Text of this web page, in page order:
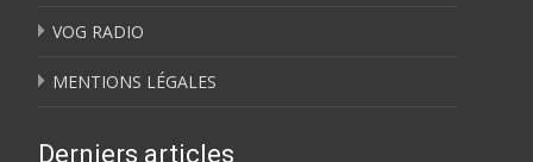
VOG RADIO
MENTIONS LÉGALES
Derniers articles